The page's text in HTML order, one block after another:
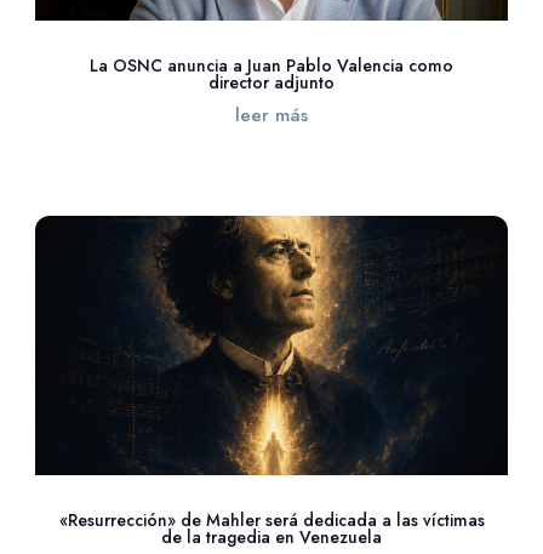
La OSNC anuncia a Juan Pablo Valencia como
director adjunto
leer más
«Resurrección» de Mahler será dedicada a las víctimas
de la tragedia en Venezuela